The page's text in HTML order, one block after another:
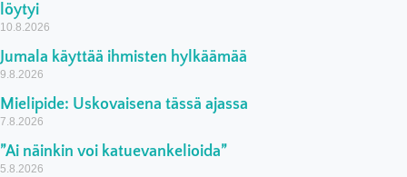
löytyi
10.8.2026
Jumala käyttää ihmisten hylkäämää
9.8.2026
Mielipide: Uskovaisena tässä ajassa
7.8.2026
”Ai näinkin voi katuevankelioida”
5.8.2026